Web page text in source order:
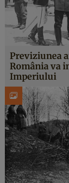
Previziunea
România va
Imperiului